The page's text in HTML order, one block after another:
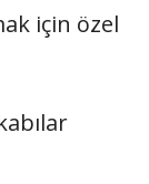
için özel